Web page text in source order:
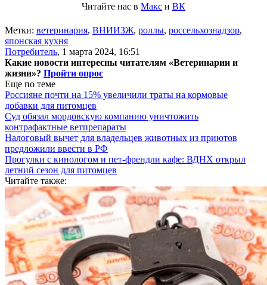
Читайте нас в Макс и ВК
Метки: ветеринария, ВНИИЗЖ, роллы, россельхознадзор,
японская кухня
Потребитель, 1 марта 2024, 16:51
Какие новости интересны читателям «Ветеринарии и
жизни»? Пройти опрос
Еще по теме
Россияне почти на 15% увеличили траты на кормовые
добавки для питомцев
Суд обязал мордовскую компанию уничтожить
контрафактные ветпрепараты
Налоговый вычет для владельцев животных из приютов
предложили ввести в РФ
Прогулки с кинологом и пет-френдли кафе: ВДНХ открыл
летний сезон для питомцев
Читайте также: